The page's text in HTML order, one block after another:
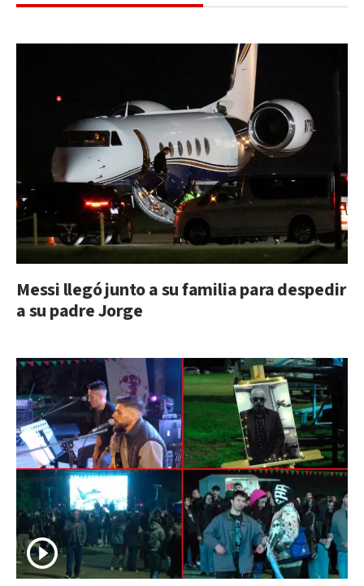
Messi llegó junto a su familia para despedir
a su padre Jorge